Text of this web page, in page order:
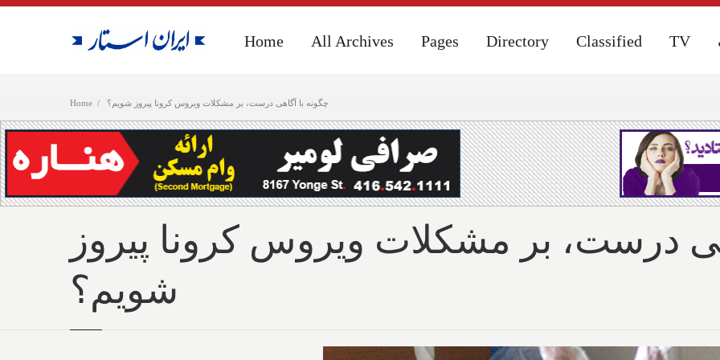
Home چگونه با آگاهی درست، بر مشکلات ویروس کرونا پیروز شویم؟
Home All Archives Pages Directory Classified TV
Home All Archives Pages Directory Classified TV
درست، بر مشکلات ویروس کرونا پیروز
شویم؟